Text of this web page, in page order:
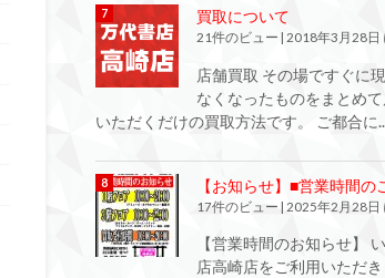
買取について
21件のビュー 2018年3月28日
店舗買取 その場ですぐに
なくなったものをまとめ
いただくだけの買取方法です。 ご都合に
【お知らせ】■営業時間の
17件のビュー | 2025年2月28日
【営業時間のお知らせ】
店高崎店をご利用いただ